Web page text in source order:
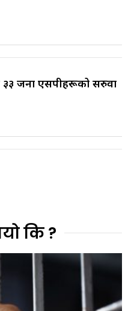
३३ जना एसपीहरूको सरुवा
कि ?